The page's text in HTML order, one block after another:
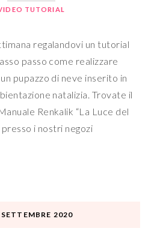
TUTORIAL
regalandovi un tutorial
passo come realizzare
pupazzo di neve inserito in
natalizia. Trovate il
Renkalik “La Luce del
i nostri negozi
2020